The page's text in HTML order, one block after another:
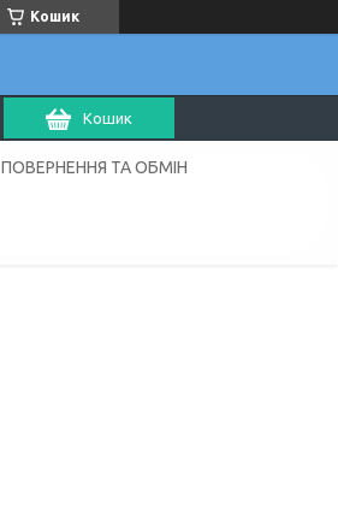
Кошик
Кошик
ПОВЕРНЕННЯ ТА ОБМІН